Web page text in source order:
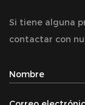
Si tiene alguna
contactar con